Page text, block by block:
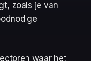
zoals je van
waar het